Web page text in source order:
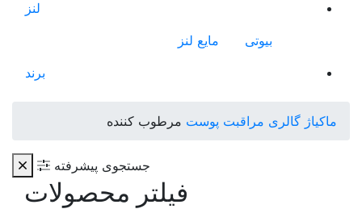
لنز
بیوتی
مایع لنز
برند
ماکیاژ گالریمراقبت پوستمرطوب کننده
جستجوی پیشرفته
فیلتر محصولات